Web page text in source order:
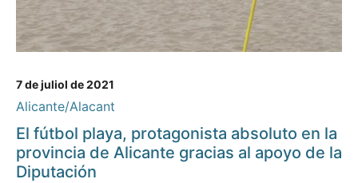
7 de juliol de 2021
Alicante/Alacant
El fútbol playa, protagonista absoluto en la
provincia de Alicante gracias al apoyo de la
Diputación